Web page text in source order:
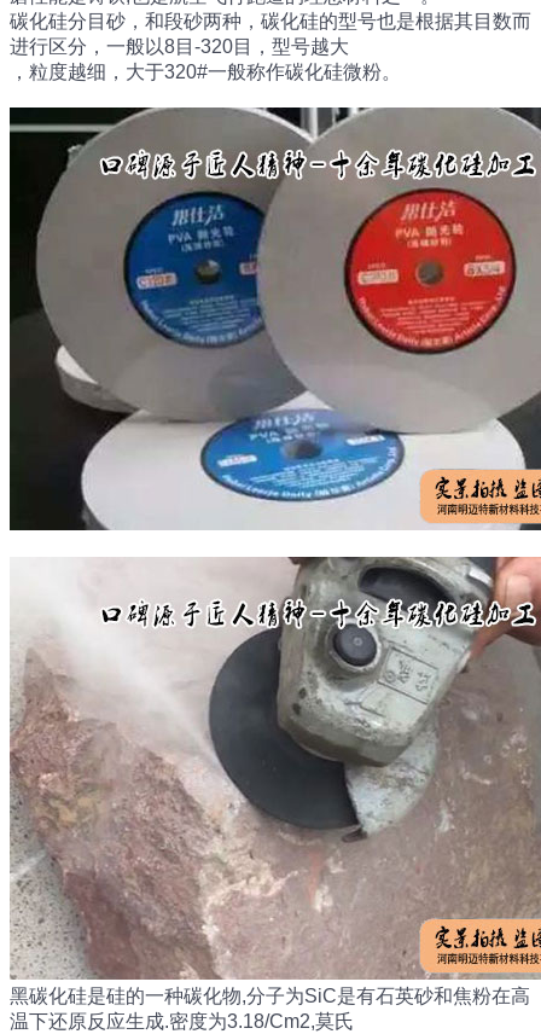
碳化硅分目砂，和段砂两种，碳化硅的型号也是根据其目数而
进行区分，一般以8目-320目，型号越大
，粒度越细，大于320#一般称作碳化硅微粉。
黑碳化硅是硅的一种碳化物,分子为SiC是有石英砂和焦粉在高
温下还原反应生成.密度为3.18/Cm2,莫氏